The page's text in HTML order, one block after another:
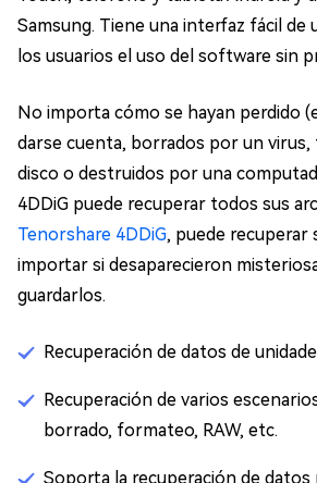
Samsung. Tiene una interfaz fácil de
los usuarios el uso del software sin
No importa cómo se hayan perdido
darse cuenta, borrados por un
disco o destruidos por una
4DDiG puede recuperar todos sus
Tenorshare 4DDiG, puede recuperar
importar si desaparecieron
guardarlos.
Recuperación de datos de
Recuperación de varios
borrado, formateo, RAW, etc.
Soporta la recuperación de datos